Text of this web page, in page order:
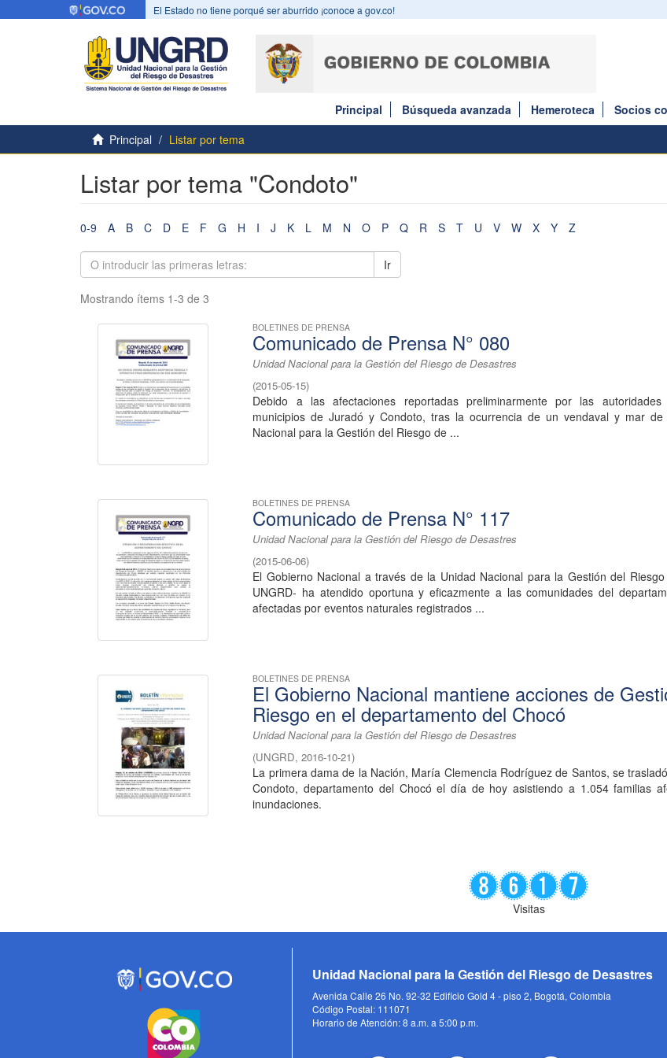
El Estado no tiene porqué ser aburrido ¡conoce a gov.co!
Principal Búsqueda avanzada Hemeroteca
Socios
Principal
Listar por tema
Listar por tema "Condoto"
0-9 A B C D E F G H I J K L M N O P Q R S T U V W X Y Z
Ir
Mostrando ítems 1-3 de 3
BOLETINES DE PRENSA
Comunicado de Prensa N° 080
Unidad Nacional para la Gestión del Riesgo de Desastres
(2015-05-15)
Debido a las afectaciones reportadas preliminarmente por las
municipios de Juradó y Condoto, tras la ocurrencia de un vendaval y mar
Nacional para la Gestión del Riesgo de ...
BOLETINES DE PRENSA
Comunicado de Prensa N° 117
Unidad Nacional para la Gestión del Riesgo de Desastres
(2015-06-06)
El Gobierno Nacional a través de la Unidad Nacional para la Gestión del
UNGRD- ha atendido oportuna y eficazmente a las comunidades del
afectadas por eventos naturales registrados ...
BOLETINES DE PRENSA
El Gobierno Nacional mantiene acciones de
Riesgo en el departamento del Chocó
Unidad Nacional para la Gestión del Riesgo de Desastres
(UNGRD,2016-10-21)
La primera dama de la Nación, María Clemencia Rodríguez de Santos, se
Condoto, departamento del Chocó el día de hoy asistiendo a 1.054 familias
inundaciones.
Visitas
Unidad Nacional para la Gestión del Riesgo de Desastres
Avenida Calle 26 No. 92-32 Edificio Gold 4 - piso 2, Bogotá, Colombia
Código Postal: 111071
Horario de Atención: 8 a.m. a 5:00 p.m.